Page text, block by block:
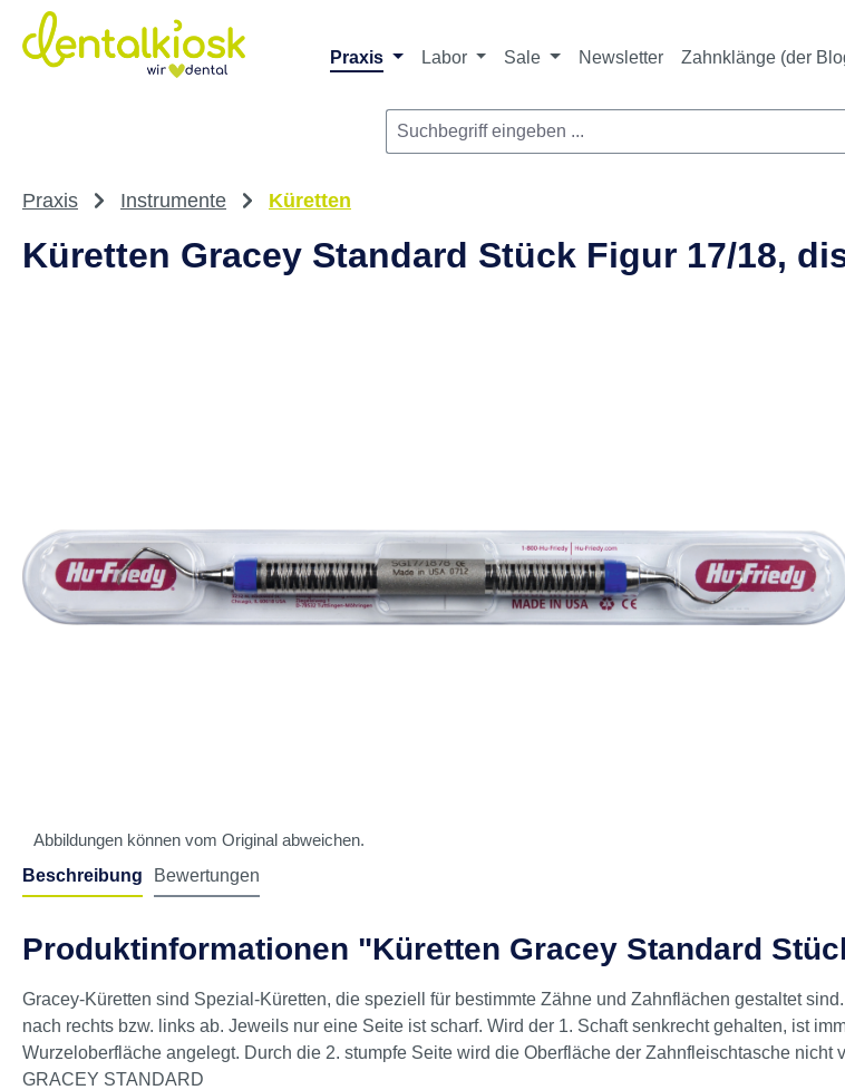
Hauptinhalt springen
Zur Suche springen
Zur Hauptnavigation springen
Praxis Labor Sale Newsletter Zahnklänge (der
Praxis Instrumente Küretten
Küretten Gracey Standard Stück Figur 17/18,
Abbildungen können vom Original abweichen.
Beschreibung Bewertungen
Produktinformationen "Küretten Gracey Standard
Gracey-Küretten sind Spezial-Küretten, die speziell für bestimmte Zähne und Zahnflächen gestaltet
nach rechts bzw. links ab. Jeweils nur eine Seite ist scharf. Wird der 1. Schaft senkrecht gehalten, ist
Wurzeloberfläche angelegt. Durch die 2. stumpfe Seite wird die Oberfläche der Zahnfleischtasche nicht
GRACEY STANDARD